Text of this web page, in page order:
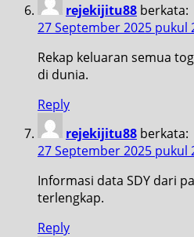
rejekijitu88 berkata:
27 September 2025 pukul
Rekap keluaran semua
di dunia.
Reply
rejekijitu88 berkata:
27 September 2025 pukul
Informasi data SDY dari
terlengkap.
Reply